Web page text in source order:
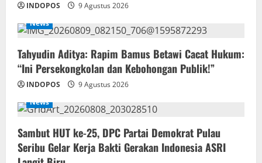
INDOPOS
9 Agustus 2026
News
‎Tahyudin Aditya: Rapim Bamus Betawi Cacat Hukum:
“Ini Persekongkolan dan Kebohongan Publik!”
INDOPOS
9 Agustus 2026
News
‎Sambut HUT ke-25, DPC Partai Demokrat Pulau
Seribu Gelar Kerja Bakti Gerakan Indonesia ASRI